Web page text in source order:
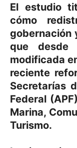
El estudio
cómo
gobernación
que desde
modificada
reciente
Secretarías
Federal
Marina,
Turismo.